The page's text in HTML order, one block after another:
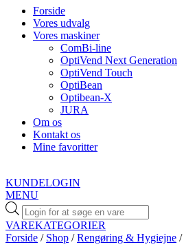
Forside
Vores udvalg
Vores maskiner
ComBi-line
OptiVend Next Generation
OptiVend Touch
OptiBean
Optibean-X
JURA
Om os
Kontakt os
Mine favoritter
KUNDELOGIN
MENU
Products
search
VAREKATEGORIER
Forside / Shop /Rengøring & Hygiejne /